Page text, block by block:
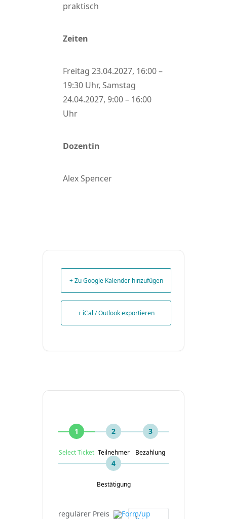
praktisch
Zeiten
Freitag 23.04.2027, 16:00 –
19:30 Uhr, Samstag
24.04.2027, 9:00 – 16:00
Uhr
Dozentin
Alex Spencer
+ Zu Google Kalender hinzufügen
+ iCal / Outlook exportieren
1
Select Ticket
2
Teilnehmer
3
Bezahlung
4
Bestätigung
regulärer Preis